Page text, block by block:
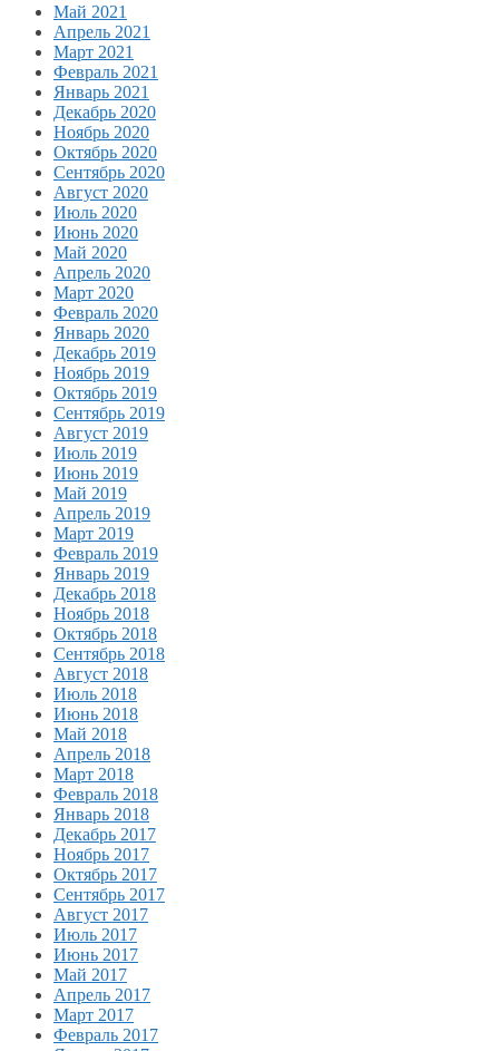
Май 2021
Апрель 2021
Март 2021
Февраль 2021
Январь 2021
Декабрь 2020
Ноябрь 2020
Октябрь 2020
Сентябрь 2020
Август 2020
Июль 2020
Июнь 2020
Май 2020
Апрель 2020
Март 2020
Февраль 2020
Январь 2020
Декабрь 2019
Ноябрь 2019
Октябрь 2019
Сентябрь 2019
Август 2019
Июль 2019
Июнь 2019
Май 2019
Апрель 2019
Март 2019
Февраль 2019
Январь 2019
Декабрь 2018
Ноябрь 2018
Октябрь 2018
Сентябрь 2018
Август 2018
Июль 2018
Июнь 2018
Май 2018
Апрель 2018
Март 2018
Февраль 2018
Январь 2018
Декабрь 2017
Ноябрь 2017
Октябрь 2017
Сентябрь 2017
Август 2017
Июль 2017
Июнь 2017
Май 2017
Апрель 2017
Март 2017
Февраль 2017